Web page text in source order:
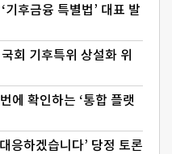
후금융 특별법’ 대표 발
회 기후특위 상설화 위
에 확인하는 ‘통합 플랫
응하겠습니다’ 당정 토론